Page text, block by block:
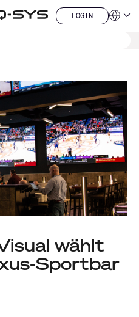
LOGIN
LOGIN
wählt
Sportbar